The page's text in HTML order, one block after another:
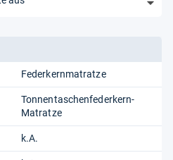
Federkernmatratze
Tonnentaschenfederkern-
Matratze
k.A.